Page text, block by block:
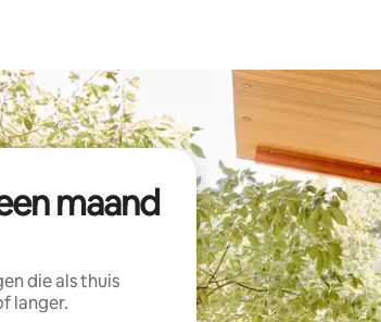
maand
die als thuis
langer.